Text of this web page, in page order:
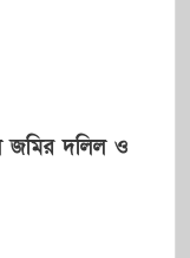
জমির দলিল ও